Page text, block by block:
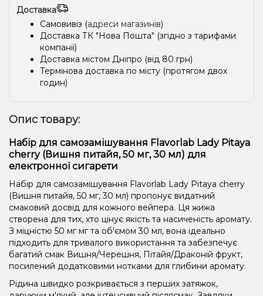
Доставка
Самовивіз (адреси магазинів)
Доставка ТК "Нова Пошта" (згідно з тарифами
компанії)
Доставка містом Дніпро (від 80 грн)
Термінова доставка по місту (протягом двох
годин)
Опис товару:
Набір для самозамішування Flavorlab Lady Pitaya
cherry (Вишня питайя, 50 мг, 30 мл) для
електронної сигарети
Набір для самозамішування Flavorlab Lady Pitaya cherry
(Вишня питайя, 50 мг, 30 мл) пропонує видатний
смаковий досвід для кожного вейпера. Ця жижа
створена для тих, хто цінує якість та насиченість аромату.
З міцністю 50 мг мг та об'ємом 30 мл, вона ідеально
підходить для тривалого використання та забезпечує
багатий смак Вишня/Черешня, Пітайя/Драконій фрукт,
посилений додатковими нотками для глибини аромату.
Рідина швидко розкривається з перших затяжок,